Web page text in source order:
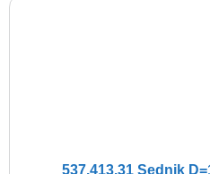
537.413.31 Sednik